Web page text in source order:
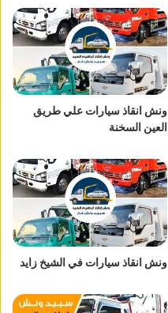
ونش انقاذ سيارات علي طريق
العين السخنة
ونش انقاذ سيارات في الشيخ زايد